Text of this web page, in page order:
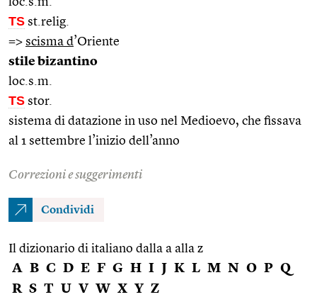
TS st.relig.
=> scisma d ’Oriente
stile bizantino
loc.s.m.
TS stor.
sistema di datazione in uso nel Medioevo, che fissava
al 1 settembre l’inizio dell’anno
Correzioni e suggerimenti
Condividi
Il dizionario di italiano dalla a alla z
A B C D E F G H I J K L M N O P Q
R S T U V W X Y Z